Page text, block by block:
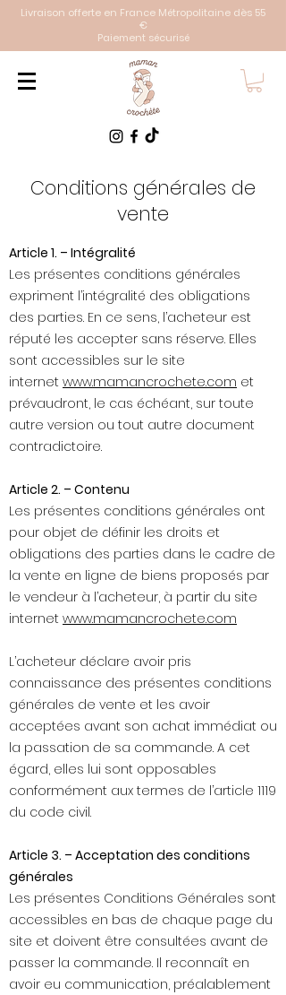
Livraison offerte en France Métropolitaine dès 55
€
Paiement sécurisé
Conditions générales de
vente
Article 1. – Intégralité
Les présentes conditions générales
expriment l’intégralité des obligations
des parties. En ce sens, l’acheteur est
réputé les accepter sans réserve. Elles
sont accessibles sur le site
internet www.mamancrochete.com et
prévaudront, le cas échéant, sur toute
autre version ou tout autre document
contradictoire.
Article 2. – Contenu
Les présentes conditions générales ont
pour objet de définir les droits et
obligations des parties dans le cadre de
la vente en ligne de biens proposés par
le vendeur à l’acheteur, à partir du site
internet www.mamancrochete.com
L’acheteur déclare avoir pris
connaissance des présentes conditions
générales de vente et les avoir
acceptées avant son achat immédiat ou
la passation de sa commande. A cet
égard, elles lui sont opposables
conformément aux termes de l’article 1119
du code civil.
Article 3. – Acceptation des conditions
générales
Les présentes Conditions Générales sont
accessibles en bas de chaque page du
site et doivent être consultées avant de
passer la commande. Il reconnaît en
avoir eu communication, préalablement